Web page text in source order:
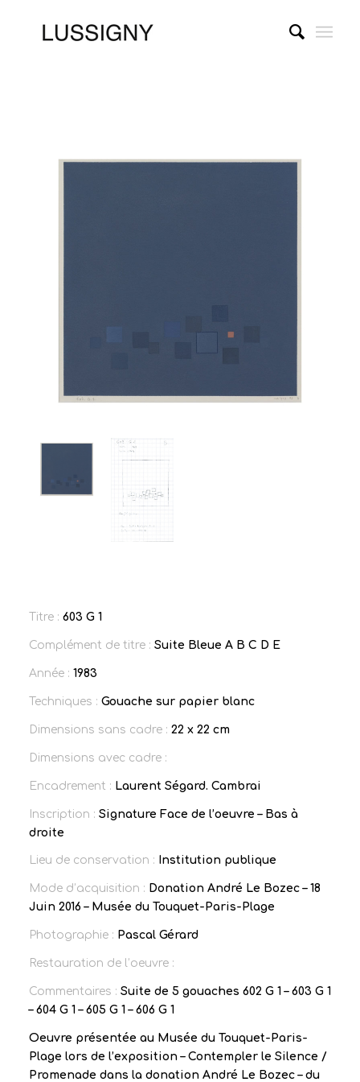
Titre : 603 G 1
Complément de titre : Suite Bleue A B C D E
Année : 1983
Techniques : Gouache sur papier blanc
Dimensions sans cadre : 22 x 22 cm
Dimensions avec cadre :
Encadrement : Laurent Ségard. Cambrai
Inscription : Signature Face de l’oeuvre – Bas à
droite
Lieu de conservation : Institution publique
Mode d’acquisition : Donation André Le Bozec – 18
Juin 2016 – Musée du Touquet-Paris-Plage
Photographie : Pascal Gérard
Restauration de l’oeuvre :
Commentaires : Suite de 5 gouaches 602 G 1 – 603 G 1
– 604 G 1 – 605 G 1 – 606 G 1
Oeuvre présentée au Musée du Touquet-Paris-
Plage lors de l’exposition – Contempler le Silence /
Promenade dans la donation André Le Bozec – du